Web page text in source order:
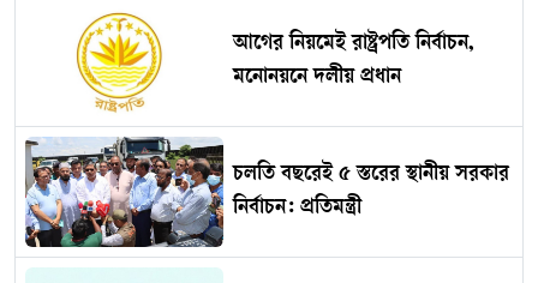
আগের নিয়মেই রাষ্ট্রপতি নির্বাচন,
মনোনয়নে দলীয় প্রধান
চলতি বছরেই ৫ স্তরের স্থানীয় সরকার
নির্বাচন: প্রতিমন্ত্রী